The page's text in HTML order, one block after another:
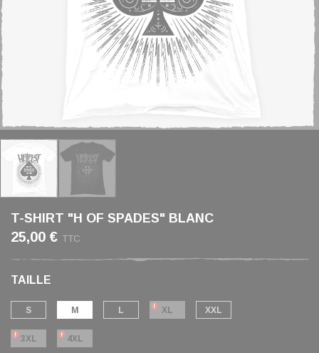
T-SHIRT "H OF SPADES" BLANC
25,00 € TTC
TAILLE
S M L XL XXL
3XL 4XL